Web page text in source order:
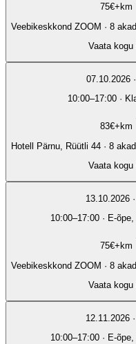
75€+km
Veebikeskkond ZOOM · 8
Vaata kogu
07.10.2026
10:00–17:00 ·
83€+km
Hotell Pärnu, Rüütli 44 · 8
Vaata kogu
13.10.2026
10:00–17:00 · E-
75€+km
Veebikeskkond ZOOM · 8
Vaata kogu
12.11.2026
10:00–17:00 · E-